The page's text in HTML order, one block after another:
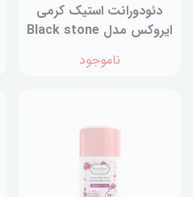
دئودورانت استیک کرمی
ایروکس مدل Black stone
ناموجود